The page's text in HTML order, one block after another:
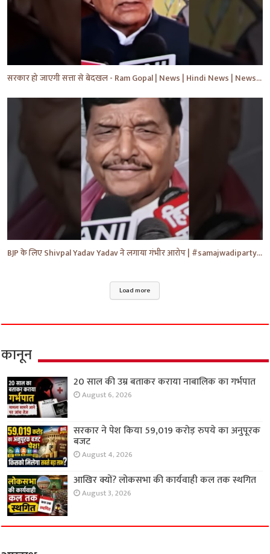
सरकार हो जाएगी सत्ता से बेदखल - Ram Gopal | News | Hindi News | News Today | #shorts #ytshorts #yt
BJP के लिए Shivpal Yadav Yadav ने लगाया गंभीर आरोप | #samajwadiparty | Akhilesh Yadav | #shorts #yt
Load more
कानून
20 साल की उम्र बताकर कराया नाबालिक का गर्भपात
August 6, 2026
सरकार ने पेश किया 59,019 करोड़ रुपये का अनुपूरक
बजट
August 4, 2026
आखिर क्यों? लोकसभा की कार्यवाही कल तक स्थगित
August 3, 2026